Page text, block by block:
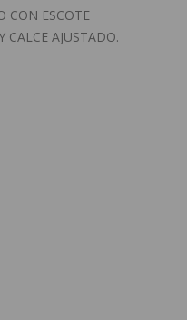
CON ESCOTE
CALCE AJUSTADO.